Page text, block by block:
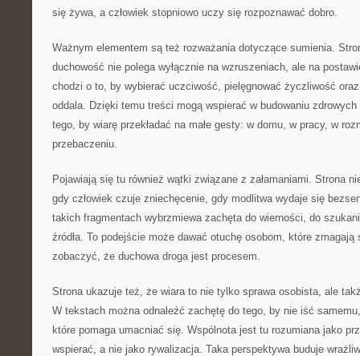
się żywa, a człowiek stopniowo uczy się rozpoznawać dobro.
Ważnym elementem są też rozważania dotyczące sumienia.
duchowość nie polega wyłącznie na wzruszeniach, ale na
chodzi o to, by wybierać uczciwość, pielęgnować życzliwość
oddala. Dzięki temu treści mogą wspierać w budowaniu
tego, by wiarę przekładać na małe gesty: w domu, w pracy, w
przebaczeniu.
Pojawiają się tu również wątki związane z załamaniami. Strona
gdy człowiek czuje zniechęcenie, gdy modlitwa wydaje się
takich fragmentach wybrzmiewa zachęta do wierności, do
źródła. To podejście może dawać otuchę osobom, które
zobaczyć, że duchowa droga jest procesem.
Strona ukazuje też, że wiara to nie tylko sprawa osobista, ale
W tekstach można odnaleźć zachętę do tego, by nie iść
które pomaga umacniać się. Wspólnota jest tu rozumiana jako
wspierać, a nie jako rywalizacja. Taka perspektywa buduje